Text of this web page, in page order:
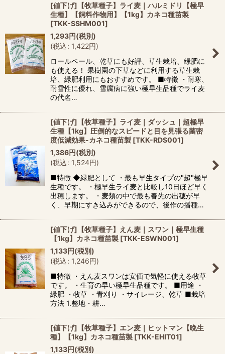
[値下げ]【牧草種子】ライ麦｜ハルミドリ【極早
生種】【飼料作物用】【1kg】カネコ種苗製
[TKK-SSHM001]
1,293円(税別)
(税込: 1,422円)
ロールベール、乾草にも好評、草生栽培、緑肥に
も使える！ 果樹園の下草などに利用する草生栽
培、緑肥利用にもおすすめです。 ■特徴 ・耐寒、
耐雪性に優れ、雪腐病に強い極早生品種でライ麦
の代名…
[値下げ]【牧草種子】ライ麦｜ダッシュ｜超極早
生種【1kg】圧倒的なスピードと目を見張る菌密
度低減効果-カネコ種苗製 [TKK-RDS001]
1,386円(税別)
(税込: 1,524円)
■特徴 ◆緑肥として ・最も早生タイプの"超"極早
生種です。 ・極早生ライ麦と比較し10日ほど早く
出穂します。 ・麦類の中で最も春先の出穂が早
く、早期にすき込みができるので、後作の播種…
[値下げ]【牧草種子】えん麦｜スワン｜極早生種
【1kg】カネコ種苗製 [TKK-ESWN001]
1,133円(税別)
(税込: 1,246円)
■特徴 ・えん麦スワンは安価で気軽に使える牧草
です。 ・生育の早い極早生品種です。 ■用途 ・
緑肥 ・牧草 ・青刈り ・サイレージ、乾草 ■栽培
方法 1.整地・耕…
[値下げ]【牧草種子】エン麦｜ヒットマン【晩生
種】【1kg】カネコ種苗製 [TKK-EHIT01]
1,133円(税別)